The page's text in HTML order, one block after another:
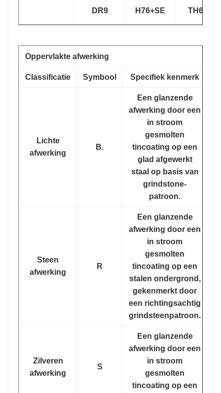
DR9 H76+SE TH620
Oppervlakte afwerking
Classificatie Symbool Specifiek kenmerk
Lichte
afwerking
B.
Een glanzende
afwerking door een
in stroom
gesmolten
tincoating op een
glad afgewerkt
staal op basis van
grindstone-
patroon.
Steen
afwerking
R
Een glanzende
afwerking door een
in stroom
gesmolten
tincoating op een
stalen ondergrond,
gekenmerkt door
een richtingsachtig
grindsteenpatroon.
Zilveren
afwerking
S
Een glanzende
afwerking door een
in stroom
gesmolten
tincoating op een